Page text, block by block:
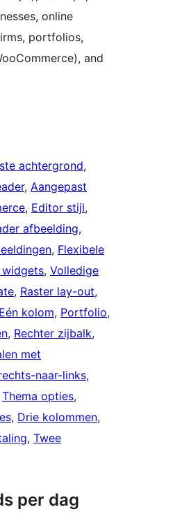
online
portfolios,
and
achtergrond
, Aangepast
, Editor stijl
afbeelding
, Flexibele
widgets, Volledige
, Raster lay-out
Eén kolom, Portfolio
, Rechter zijbalk
met
naar-links
Thema opties
, Drie kolommen
, Twee
per dag